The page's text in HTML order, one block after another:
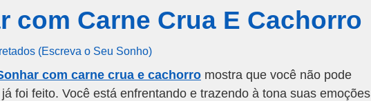
com Carne Crua E Cachorro
(Escreva o Seu Sonho)
com carne crua e cachorro mostra que você não pode
foi feito. Você está enfrentando e trazendo à tona suas emoções